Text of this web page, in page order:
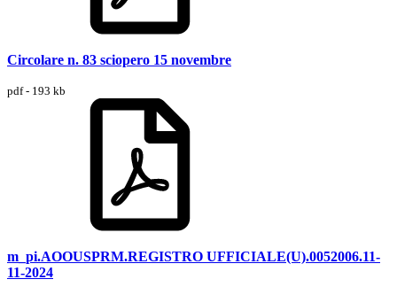
Circolare n. 83 sciopero 15 novembre
pdf - 193 kb
m_pi.AOOUSPRM.REGISTRO UFFICIALE(U).0052006.11-
11-2024